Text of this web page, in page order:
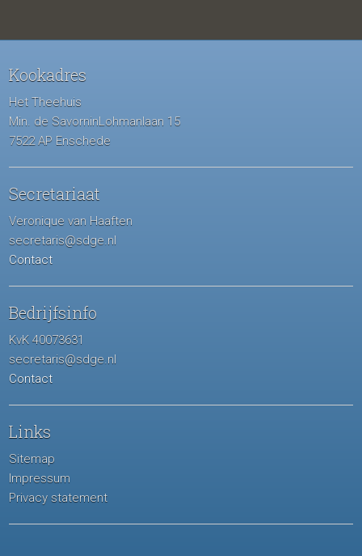
Kookadres
Het Theehuis
Min. de SavorninLohmanlaan 15
7522 AP Enschede
Secretariaat
Veronique van Haaften
secretaris@sdge.nl
Contact
Bedrijfsinfo
KvK 40073631
secretaris@sdge.nl
Contact
Links
Sitemap
Impressum
Privacy statement